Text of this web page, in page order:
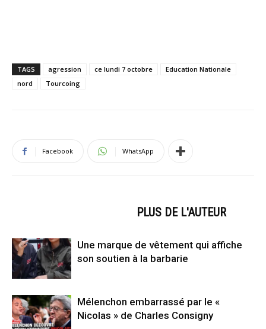
TAGS agression ce lundi 7 octobre
Education Nationale
nord
Tourcoing
Facebook WhatsApp
PLUS DE L'AUTEUR
Une marque de vêtement qui affiche
son soutien à la barbarie
Mélenchon embarrassé par le «
Nicolas » de Charles Consigny